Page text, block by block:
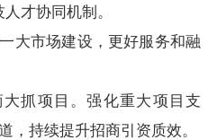
才协同机制。
大市场建设，更好服务和融
抓项目。强化重大项目支
，持续提升招商引资质效。